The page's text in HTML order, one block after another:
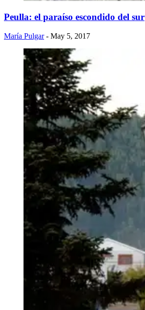
Peulla: el paraíso escondido del sur
María Pulgar - May 5, 2017